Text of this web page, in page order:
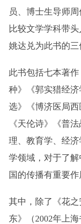
员、博士生导师
比较文学学科带
姚达兑为此书的三
此书包括七本著
种》《郭实猎经
选》《博济医局西
《天伦诗》《普
理、教育学、经
学领域，对于了
国的传播有重要作
其中，除了《花
东》（2002年上